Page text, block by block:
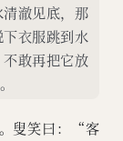
澈见底，那
衣服跳到水
敢再把它放
叟笑曰：“客